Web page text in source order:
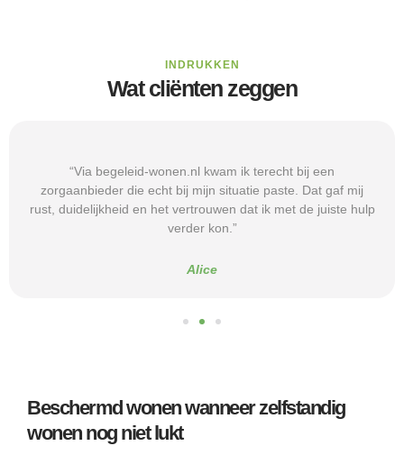
INDRUKKEN
Wat cliënten zeggen
“Via begeleid-wonen.nl kwam ik terecht bij een
zorgaanbieder die echt bij mijn situatie paste. Dat gaf mij
rust, duidelijkheid en het vertrouwen dat ik met de juiste hulp
verder kon.”
Alice
Beschermd wonen wanneer zelfstandig
wonen nog niet lukt